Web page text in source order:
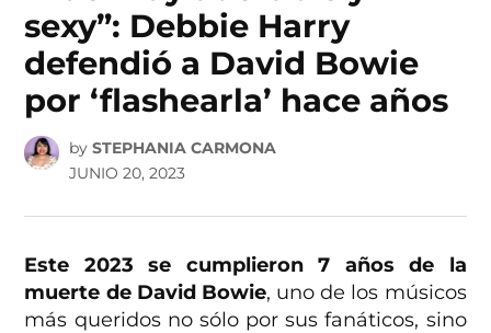
sexy”: Debbie Harry
defendió a David Bowie
por ‘flashearla’ hace años
by STEPHANIA CARMONA
JUNIO 20, 2023
Este 2023 se cumplieron 7 años de la
muerte de David Bowie, uno de los músicos
más queridos no sólo por sus fanáticos, sino